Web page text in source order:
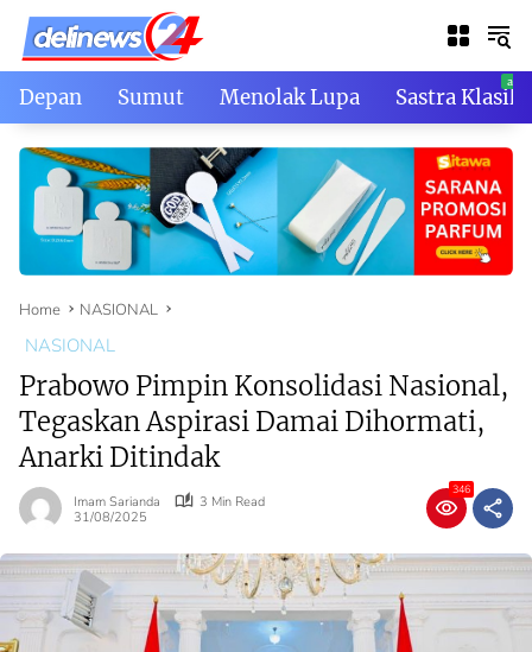
Skip
content
Depan Sumut Menolak Lupa Sastra Klasik
Home NASIONAL
NASIONAL
Prabowo Pimpin Konsolidasi Nasional,
Tegaskan Aspirasi Damai Dihormati,
Anarki Ditindak
Imam Sarianda
3 Min Read
31/08/2025
346